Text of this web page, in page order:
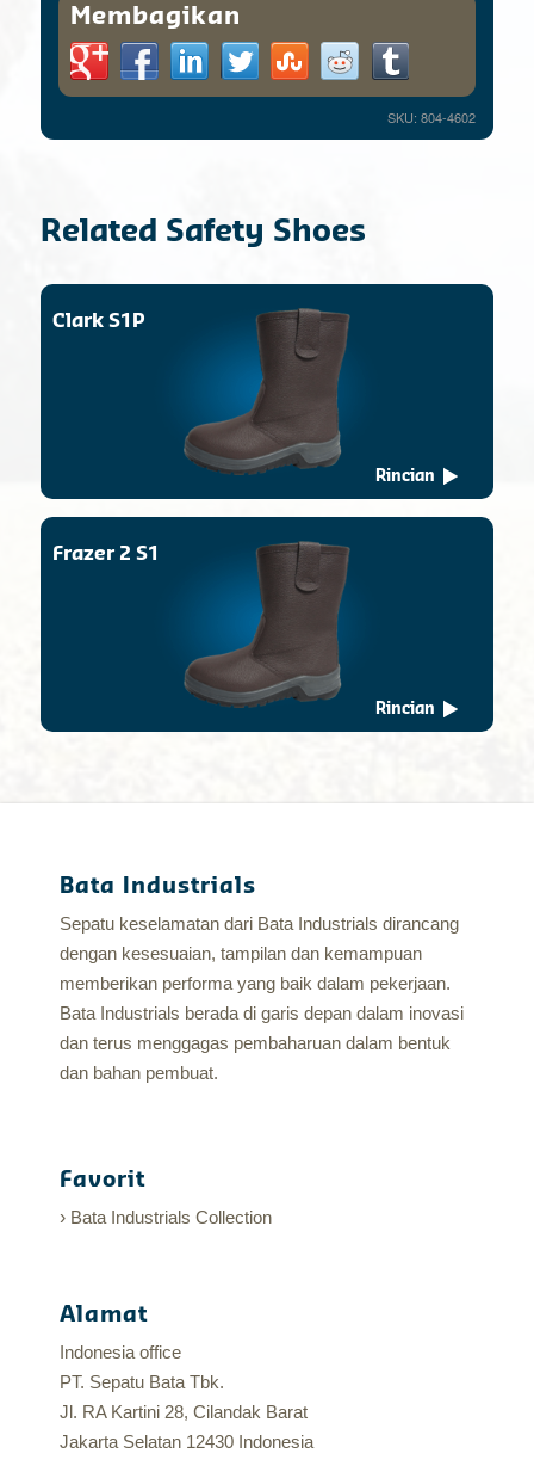
Membagikan
SKU: 804-4602
Related Safety Shoes
Clark S1P
Rincian
Frazer 2 S1
Rincian
Bata Industrials
Sepatu keselamatan dari Bata Industrials dirancang
dengan kesesuaian, tampilan dan kemampuan
memberikan performa yang baik dalam pekerjaan.
Bata Industrials berada di garis depan dalam inovasi
dan terus menggagas pembaharuan dalam bentuk
dan bahan pembuat.
Favorit
Bata Industrials Collection
Alamat
Indonesia office
PT. Sepatu Bata Tbk.
Jl. RA Kartini 28, Cilandak Barat
Jakarta Selatan 12430 Indonesia